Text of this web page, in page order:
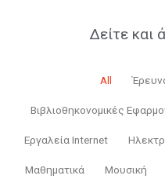
Δείτε και
All
Βιβλιοθηκονομικές
Εργαλεία Internet
Μαθηματικά Μουσική